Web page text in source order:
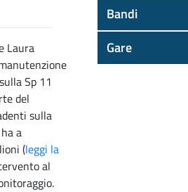
Laura
Sp 11
del
sulla
a
(leggi la
al
Bandi
Gare